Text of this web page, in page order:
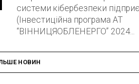
системи кібербезпеки
(Інвестиційна програма АТ
“ВІННИЦЯОБЛЕНЕРГО” 2024...
НОВИН